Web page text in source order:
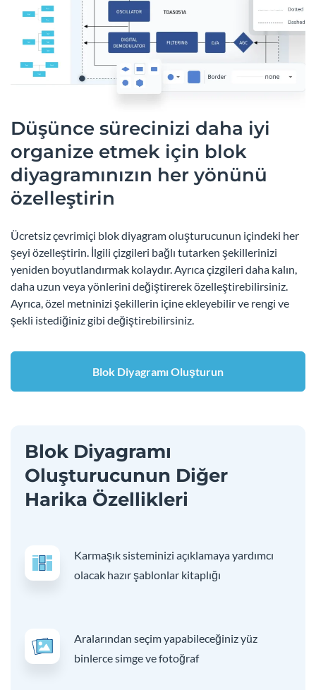
Düşünce sürecinizi daha iyi
organize etmek için blok
diyagramınızın her yönünü
özelleştirin
Ücretsiz çevrimiçi blok diyagram oluşturucunun içindeki her
şeyi özelleştirin. İlgili çizgileri bağlı tutarken şekillerinizi
yeniden boyutlandırmak kolaydır. Ayrıca çizgileri daha kalın,
daha uzun veya yönlerini değiştirerek özelleştirebilirsiniz.
Ayrıca, özel metninizi şekillerin içine ekleyebilir ve rengi ve
şekli istediğiniz gibi değiştirebilirsiniz.
Blok Diyagramı Oluşturun
Blok Diyagramı
Oluşturucunun Diğer
Harika Özellikleri
Karmaşık sisteminizi açıklamaya yardımcı
olacak hazır şablonlar kitaplığı
Aralarından seçim yapabileceğiniz yüz
binlerce simge ve fotoğraf